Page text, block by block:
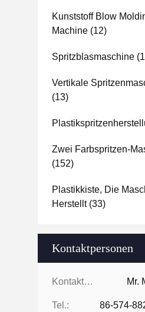
Kunststoff Blow
Machine (12)
Spritzblasmaschine
Vertikale
(13)
Zwei Farbspritzen-
(152)
Plastikkiste, Die
Herstellt(33)
Kontaktpersonen
Kontaktpersonen: Mr.
Tel.: 86-574-